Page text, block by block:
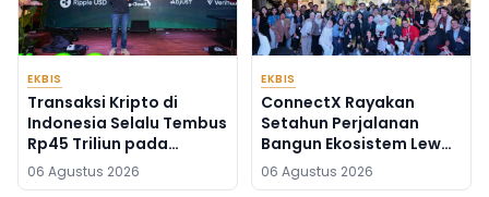
EKBIS
Transaksi Kripto di
Indonesia Selalu Tembus
Rp45 Triliun pada
Agustus, Apa
Penyebabnya?
06 Agustus 2026
EKBIS
ConnectX Rayakan
Setahun Perjalanan
Bangun Ekosistem Lewat
Founder dan Builder
Summit 2026
06 Agustus 2026